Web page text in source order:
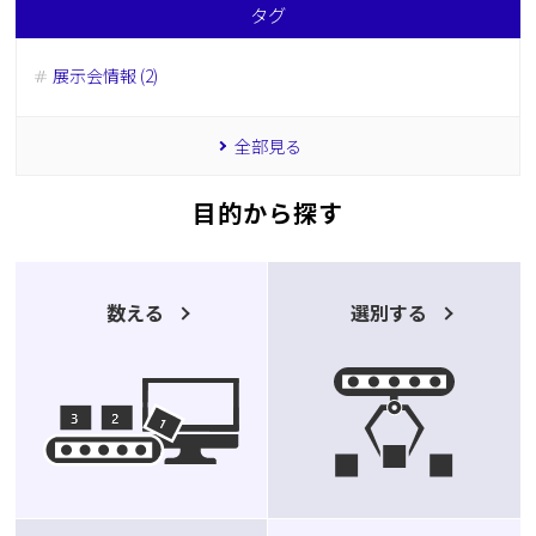
タグ
展示会情報 (2)
全部見る
目的から探す
数える 選別する